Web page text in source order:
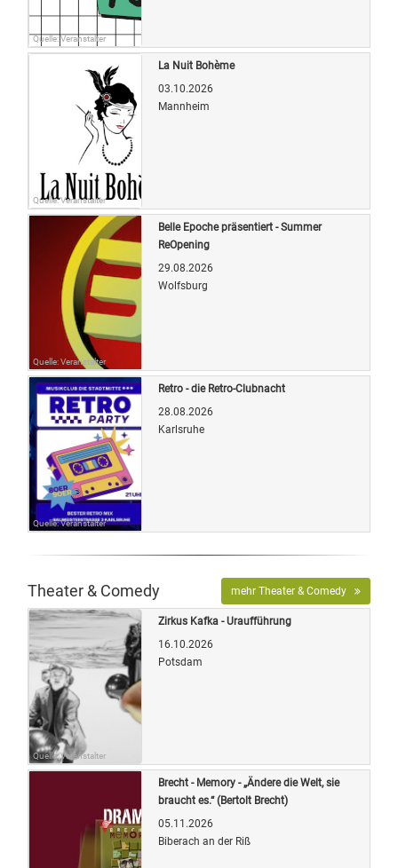
Quelle: Veranstalter
Quelle: Veranstalter
La Nuit Bohème
03.10.2026
Mannheim
Quelle: Veranstalter
Belle Epoche präsentiert - Summer
ReOpening
29.08.2026
Wolfsburg
Quelle: Veranstalter
Retro - die Retro-Clubnacht
28.08.2026
Karlsruhe
Theater & Comedy mehr Theater & Comedy
Quelle: Veranstalter
Zirkus Kafka - Uraufführung
16.10.2026
Potsdam
Brecht - Memory - „Ändere die Welt, sie
braucht es.“ (Bertolt Brecht)
05.11.2026
Biberach an der Riß